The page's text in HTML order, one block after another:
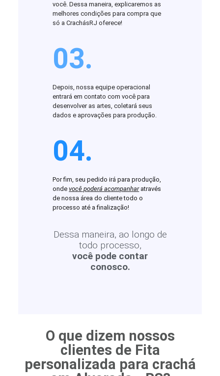
você. Dessa maneira, explicaremos as
melhores condições para compra que
só a CrachásRJ oferece!
03.
Depois, nossa equipe operacional
entrará em contato com você para
desenvolver as artes, coletará seus
dados e aprovações para produção.
04.
Por fim, seu pedido irá para produção,
ondevocê poderá acompanharatravés
de nossa área do cliente todo o
processo até a finalização!
Dessa maneira, ao longo de
todo processo,
você pode contar
conosco.
O que dizem nossos
clientes de Fita
personalizada para crachá